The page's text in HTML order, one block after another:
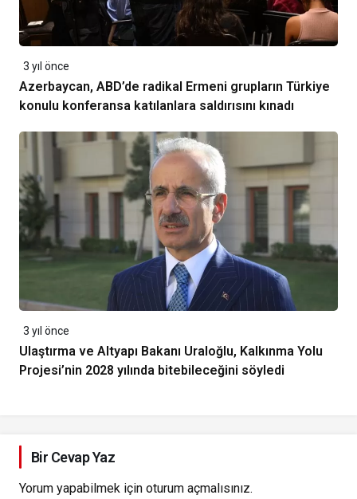
3 yıl önce
Azerbaycan, ABD’de radikal Ermeni grupların Türkiye
konulu konferansa katılanlara saldırısını kınadı
3 yıl önce
Ulaştırma ve Altyapı Bakanı Uraloğlu, Kalkınma Yolu
Projesi’nin 2028 yılında bitebileceğini söyledi
Bir Cevap Yaz
Yorum yapabilmek için oturum açmalısınız.